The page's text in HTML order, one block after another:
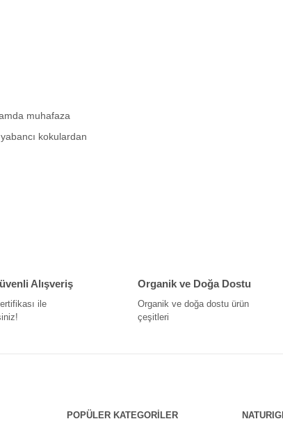
muhafaza
kokulardan
Alışveriş
ile
Organik ve Doğa Dostu
Organik ve doğa dostu ürün
çeşitleri
POPÜLER KATEGORİLER